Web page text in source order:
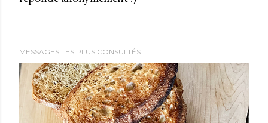
r
u
c
MESSAGES LES PLUS CONSULTÉS